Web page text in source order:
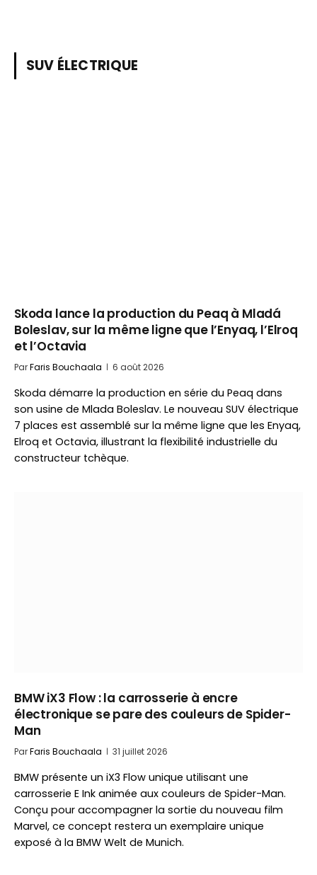
SUV ÉLECTRIQUE
Skoda lance la production du Peaq à Mladá
Boleslav, sur la même ligne que l’Enyaq, l’Elroq
et l’Octavia
ParFaris Bouchaala 6 août 2026
Skoda démarre la production en série du Peaq dans
son usine de Mlada Boleslav. Le nouveau SUV électrique
7 places est assemblé sur la même ligne que les Enyaq,
Elroq et Octavia, illustrant la flexibilité industrielle du
constructeur tchèque.
BMW iX3 Flow : la carrosserie à encre
électronique se pare des couleurs de Spider-
Man
ParFaris Bouchaala 31 juillet 2026
BMW présente un iX3 Flow unique utilisant une
carrosserie E Ink animée aux couleurs de Spider-Man.
Conçu pour accompagner la sortie du nouveau film
Marvel, ce concept restera un exemplaire unique
exposé à la BMW Welt de Munich.